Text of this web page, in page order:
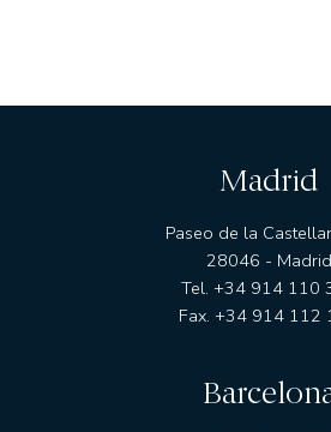
Madrid
Paseo de la
28046 - Madrid
Tel. +34 914 110
Fax. +34 914 112